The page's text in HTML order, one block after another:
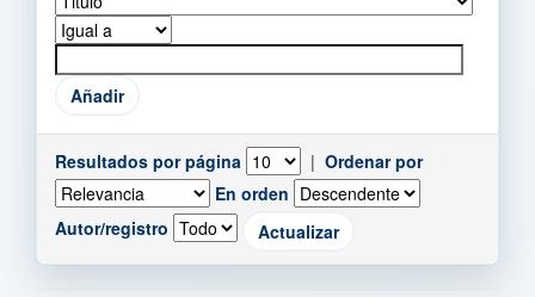
Resultados por página | Ordenar por
En orden
Autor/registro